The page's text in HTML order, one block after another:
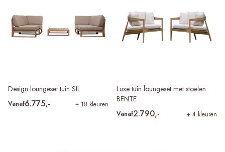
Design loungeset tuin SIL
Vanaf6.775,- + 18 kleuren
Luxe tuin loungeset met stoelen
BENTE
Vanaf2.790,- + 4 kleuren